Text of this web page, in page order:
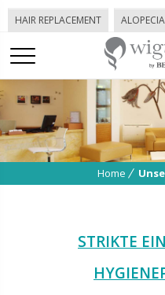
HAIR REPLACEMENT ALOPECIA
Home
STRIKTE